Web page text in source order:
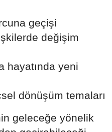
geçişi
değişim
hayatında yeni
dönüşüm temaları
geleceğe yönelik